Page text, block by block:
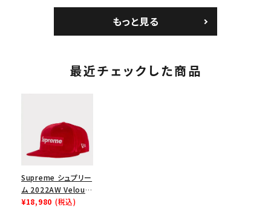
ムグッドイナフ ナイキ
エアフォース１スニー
もっと見る
最近チェックした商品
Supreme シュプリー
ム 2022AW Velour
Box Logo New Era
¥18,980 (税込)